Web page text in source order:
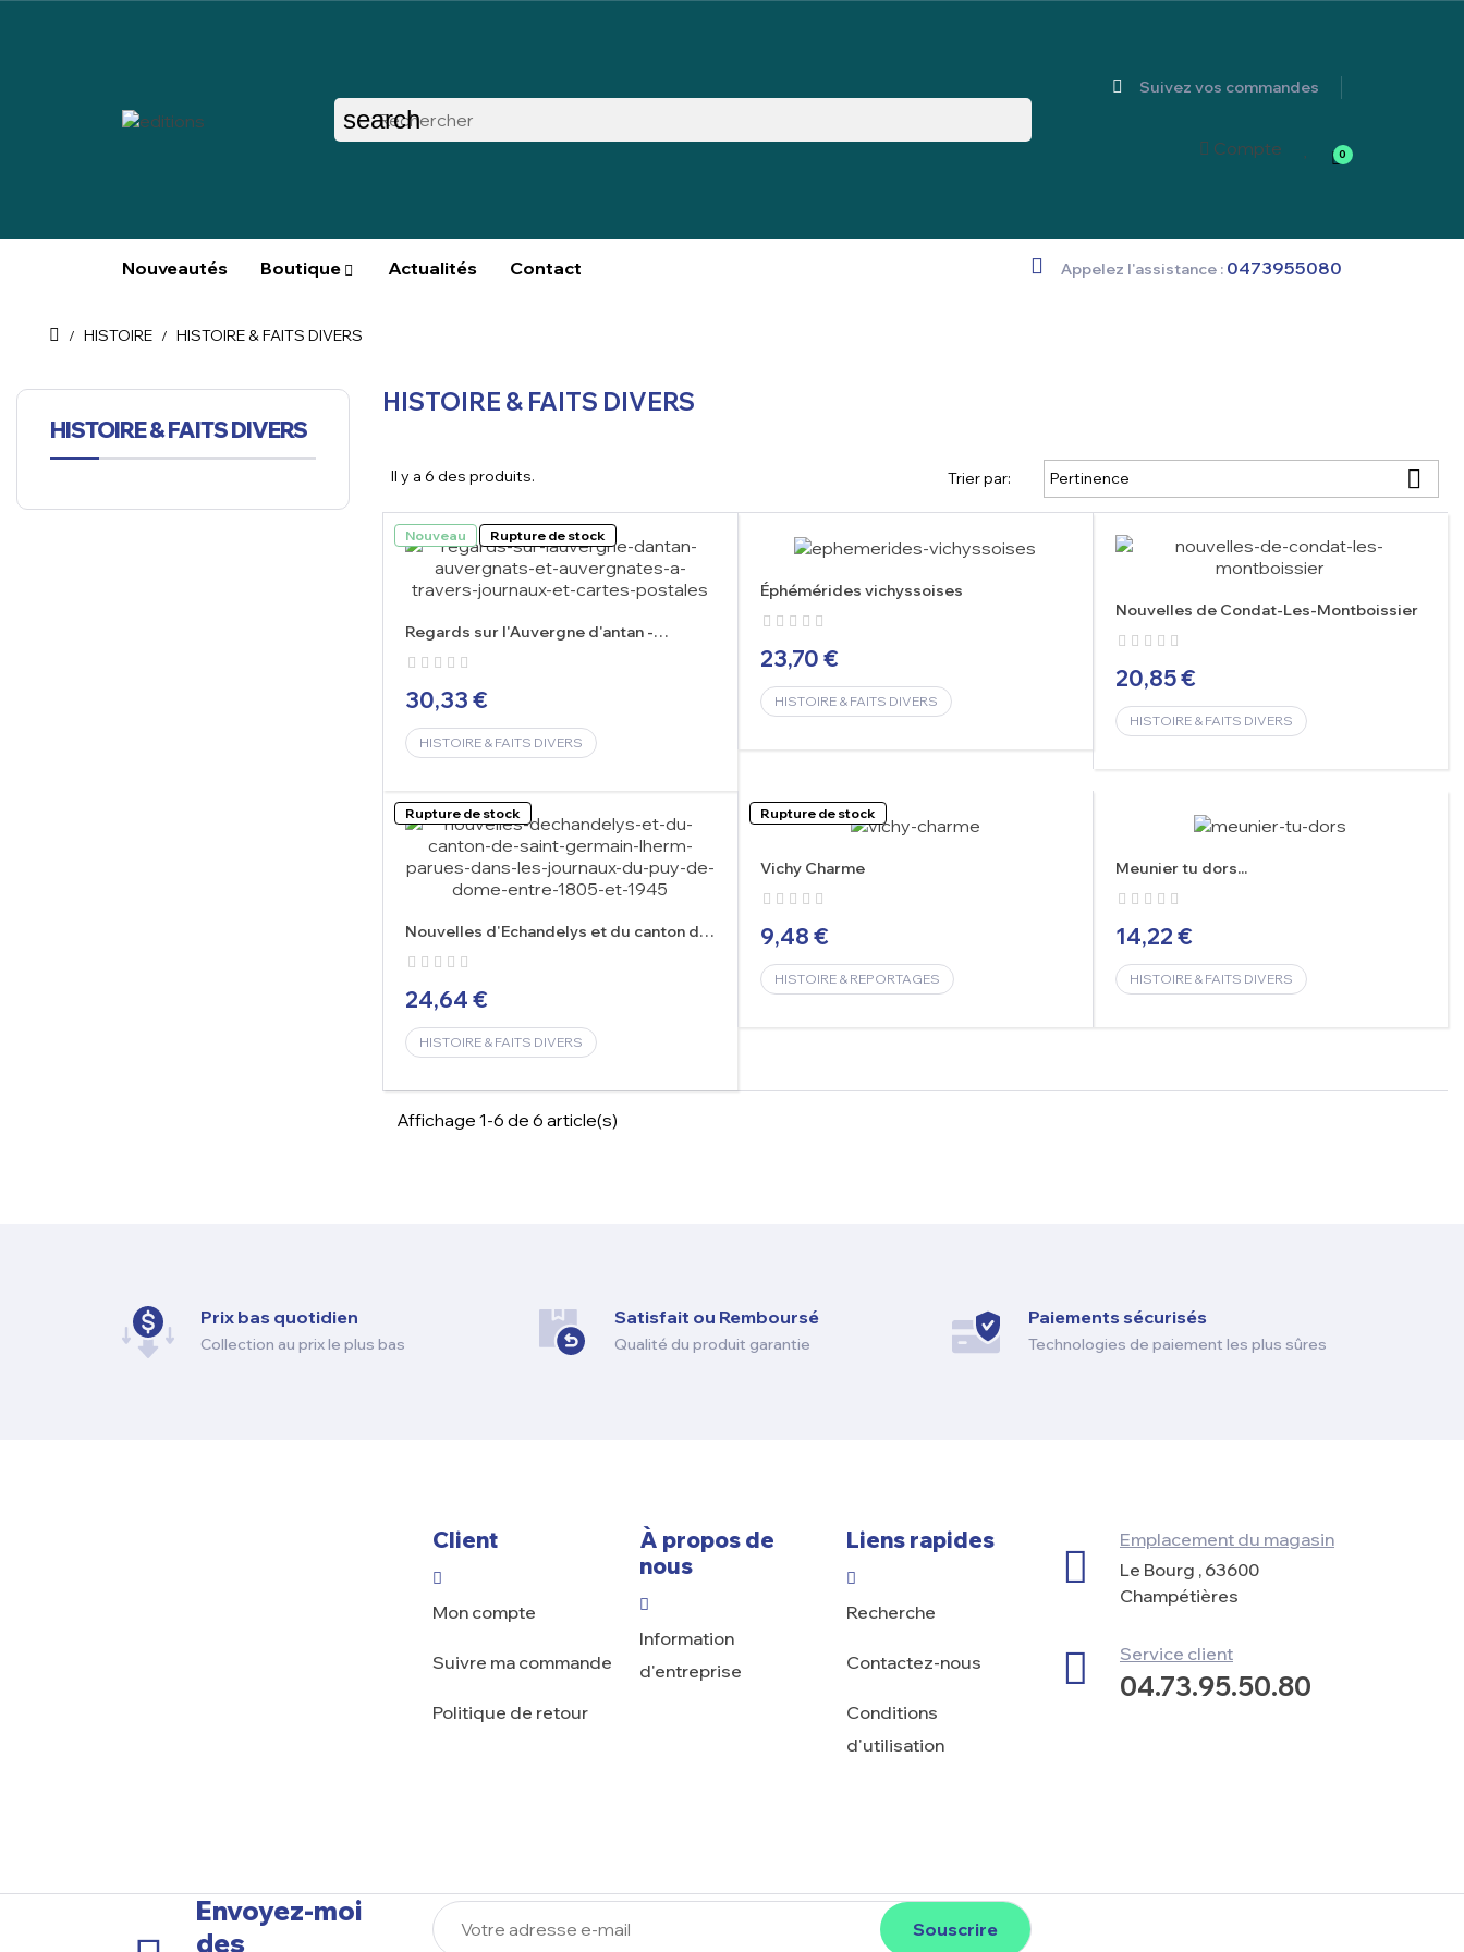
search
Suivez vos commandes
Compte 0
Nouveautés Boutique Actualités Contact Appelez l'assistance : 0473955080
HISTOIRE HISTOIRE & FAITS DIVERS
HISTOIRE & FAITS DIVERS
HISTOIRE & FAITS DIVERS
Il y a 6 des produits. Trier par: Pertinence 
Nouveau Rupture de stock
Regards sur l'Auvergne d'antan -
30,33 €
HISTOIRE & FAITS DIVERS
Éphémérides vichyssoises
23,70 €
HISTOIRE & FAITS DIVERS
Nouvelles de Condat-Les-Montboissier
20,85 €
HISTOIRE & FAITS DIVERS
Rupture de stock
Nouvelles d'Echandelys et du canton de
24,64 €
HISTOIRE & FAITS DIVERS
Rupture de stock
Vichy Charme
9,48 €
HISTOIRE & REPORTAGES
Meunier tu dors...
14,22 €
HISTOIRE & FAITS DIVERS
Affichage 1-6 de 6 article(s)
Prix ​​bas quotidien
Collection au prix le plus bas
Satisfait ou Remboursé
Qualité du produit garantie
Paiements sécurisés
Technologies de paiement les plus sûres
Client
Mon compte
Suivre ma commande
Politique de retour
À propos de
nous
Information
d'entreprise
Liens rapides
Recherche
Contactez-nous
Conditions
d'utilisation
Emplacement du magasin
Le Bourg , 63600
Champétières
Service client
04.73.95.50.80
Envoyez-moi
des
Souscrire